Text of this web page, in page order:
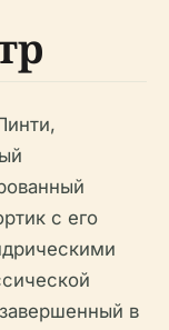
с его
в